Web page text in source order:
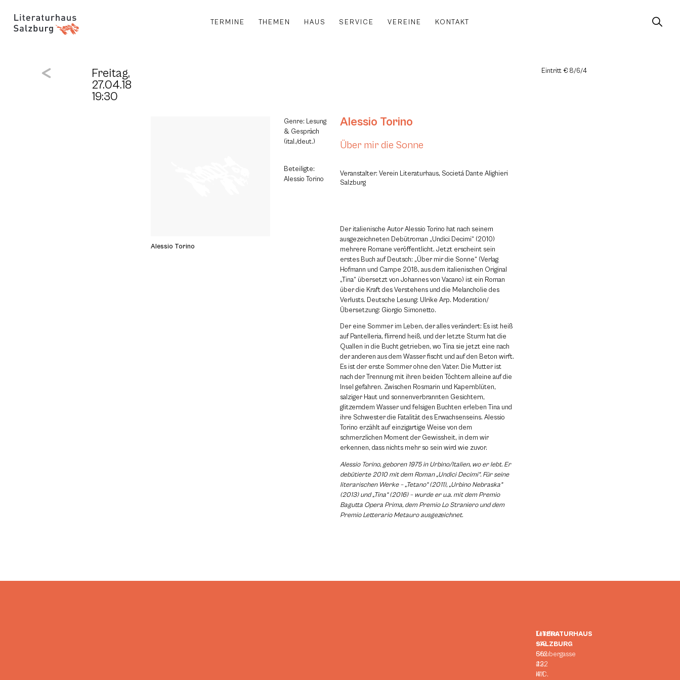
TERMINE THEMEN HAUS SERVICE VEREINE KONTAKT
Freitag,
27.04.18
19:30
Eintritt € 8/6/4
Alessio Torino
Genre: Lesung
& Gespräch
(ital./deut.)
Beteiligte:
Alessio Torino
Alessio Torino
Über mir die Sonne
Veranstalter: Verein Literaturhaus, Societá Dante Alighieri
Salzburg
Der italienische Autor Alessio Torino hat nach seinem
ausgezeichneten Debütroman „Undici Decimi“ (2010)
mehrere Romane veröffentlicht. Jetzt erscheint sein
erstes Buch auf Deutsch: „Über mir die Sonne“ (Verlag
Hofmann und Campe 2018, aus dem italienischen Original
„Tina“ übersetzt von Johannes von Vacano) ist ein Roman
über die Kraft des Verstehens und die Melancholie des
Verlusts. Deutsche Lesung: Ulrike Arp. Moderation/
Übersetzung: Giorgio Simonetto.
Der eine Sommer im Leben, der alles verändert: Es ist heiß
auf Pantelleria, flirrend heiß, und der letzte Sturm hat die
Quallen in die Bucht getrieben, wo Tina sie jetzt eine nach
der anderen aus dem Wasser fischt und auf den Beton wirft.
Es ist der erste Sommer ohne den Vater. Die Mutter ist
nach der Trennung mit ihren beiden Töchtern alleine auf die
Insel gefahren. Zwischen Rosmarin und Kapernblüten,
salziger Haut und sonnenverbrannten Gesichtern,
glitzerndem Wasser und felsigen Buchten erleben Tina und
ihre Schwester die Fatalität des Erwachsenseins. Alessio
Torino erzählt auf einzigartige Weise von dem
schmerzlichen Moment der Gewissheit, in dem wir
erkennen, dass nichts mehr so sein wird wie zuvor.
Alessio Torino, geboren 1975 in Urbino/Italien, wo er lebt. Er
debütierte 2010 mit dem Roman „Undici Decimi“. Für seine
literarischen Werke – „Tetano“ (2011), „Urbino Nebraska“
(2013) und „Tina“ (2016) – wurde er u.a. mit dem Premio
Bagutta Opera Prima, dem Premio Lo Straniero und dem
Premio Letterario Metauro ausgezeichnet.
LITERATURHAUS
SALZBURG
Strubergasse
23,
H.C.
Telefon:
+43
662
422
411